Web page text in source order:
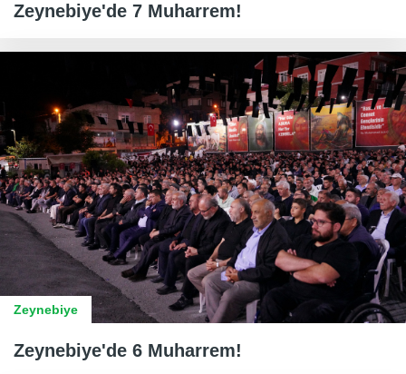
Zeynebiye'de 7 Muharrem!
Zeynebiye
Zeynebiye'de 6 Muharrem!